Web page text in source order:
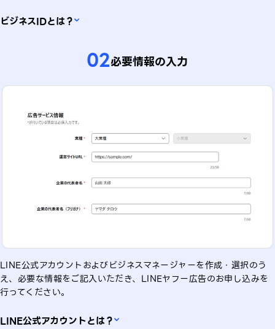
ビジネスIDとは？
02必要情報の入力
LINE公式アカウントおよびビジネスマネージャーを作成・選択のう
え、必要な情報をご記入いただき、LINEヤフー広告のお申し込みを
行ってください。
LINE公式アカウントとは？